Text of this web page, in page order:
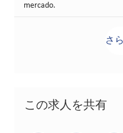
mercado.
さ
この求人を共有